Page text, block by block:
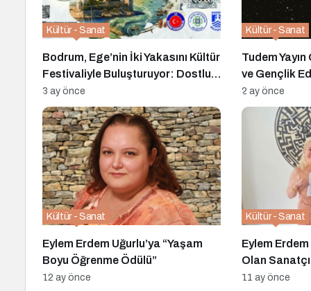
Bodrum, Ege’nin İki Yakasını Kültür
Festivaliyle Buluşturuyor: Dostluk
ve Barış Vurgusu
Kültür - Sanat
3 ay önce
Tudem
ve Gençlik
Ödüllü
Kültür - Sanat
2 ay önce
Eylem Erdem Uğurlu’ya “Yaşam
Boyu Öğrenme Ödülü”
Kültür - Sanat
12 ay önce
Eylem Erdem
Olan
Kültür - Sanat
11 ay önce